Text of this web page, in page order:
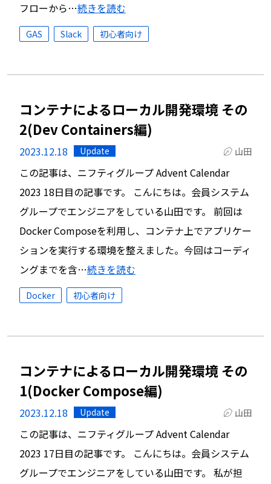
フローから…続きを読む
GAS Slack 初心者向け
コンテナによるローカル開発環境 その
2(Dev Containers編)
2023.12.18 Update 山田
この記事は、ニフティグループ Advent Calendar
2023 18日目の記事です。 こんにちは。会員システム
グループでエンジニアをしている山田です。 前回は
Docker Composeを利用し、コンテナ上でアプリケー
ションを実行する環境を整えました。今回はコーディ
ングまでを含…続きを読む
Docker 初心者向け
コンテナによるローカル開発環境 その
1(Docker Compose編)
2023.12.18 Update 山田
この記事は、ニフティグループ Advent Calendar
2023 17日目の記事です。 こんにちは。会員システム
グループでエンジニアをしている山田です。 私が担